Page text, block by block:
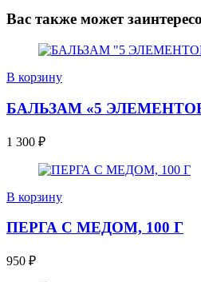
Вас также может
В корзину
БАЛЬЗАМ «5
1 300 ₽
В корзину
ПЕРГА С МЕДОМ, 100 Г
950 ₽